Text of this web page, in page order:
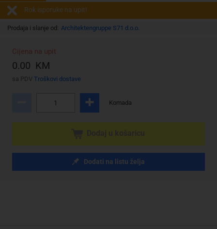
Rok isporuke na upit!
Prodaja i slanje od: Architektengruppe S71 d.o.o.
Cijena na upit
0.00 KM
sa PDV Troškovi dostave
Komada
Dodati na listu želja